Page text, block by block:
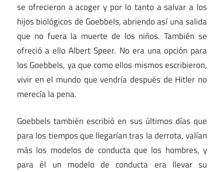
se ofrecieron a acoger y por lo tanto a salvar a los
hijos biológicos de Goebbels, abriendo así una salida
que no fuera la muerte de los niños. También se
ofreció a ello Albert Speer. No era una opción para
los Goebbels, ya que como ellos mismos escribieron,
vivir en el mundo que vendría después de Hitler no
merecía la pena.
Goebbels también escribió en sus últimos días que
para los tiempos que llegarían tras la derrota, valían
más los modelos de conducta que los hombres, y
para él un modelo de conducta era llevar su